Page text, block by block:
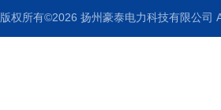
版权所有©2026 扬州豪泰电力科技有限公司